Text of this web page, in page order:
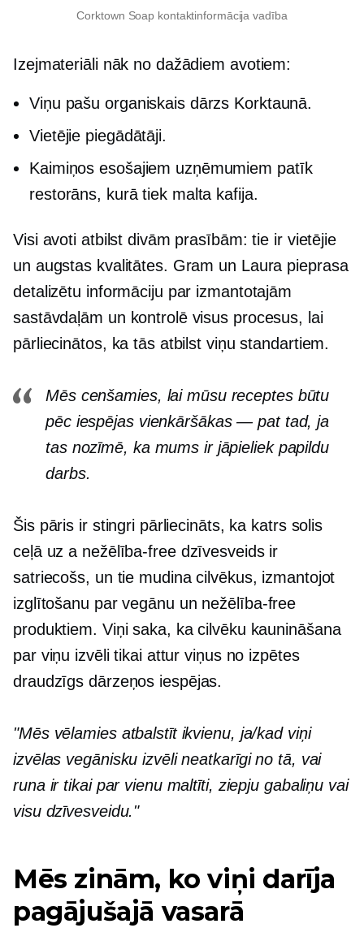
Corktown Soap kontaktinformācija vadība
Izejmateriāli nāk no dažādiem avotiem:
Viņu pašu organiskais dārzs Korktaunā.
Vietējie piegādātāji.
Kaimiņos esošajiem uzņēmumiem patīk
restorāns, kurā tiek malta kafija.
Visi avoti atbilst divām prasībām: tie ir vietējie
un augstas kvalitātes. Gram un Laura pieprasa
detalizētu informāciju par izmantotajām
sastāvdaļām un kontrolē visus procesus, lai
pārliecinātos, ka tās atbilst viņu standartiem.
Mēs cenšamies, lai mūsu receptes būtu
pēc iespējas vienkāršākas — pat tad, ja
tas nozīmē, ka mums ir jāpieliek papildu
darbs.
Šis pāris ir stingri pārliecināts, ka katrs solis
ceļā uz a nežēlība-freedzīvesveids ir
satriecošs, un tie mudina cilvēkus, izmantojot
izglītošanu par vegānu un nežēlība-free
produktiem. Viņi saka, ka cilvēku kaunināšana
par viņu izvēli tikai attur viņus no izpētes
draudzīgs dārzeņos iespējas.
"Mēs vēlamies atbalstīt ikvienu, ja/kad viņi
izvēlas vegānisku izvēli neatkarīgi no tā, vai
runa ir tikai par vienu maltīti, ziepju gabaliņu vai
visu dzīvesveidu."
Mēs zinām, ko viņi darīja
pagājušajā vasarā